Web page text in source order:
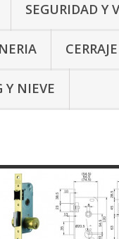
SEGURIDAD Y
Y NIEVE